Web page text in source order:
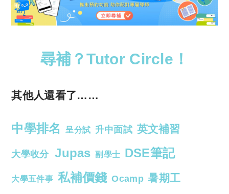
尋補？Tutor Circle！
其他人還看了……
中學排名 呈分試 升中面試 英文補習
大學收分 Jupas 副學士 DSE筆記
大學五件事 私補價錢 Ocamp 暑期工